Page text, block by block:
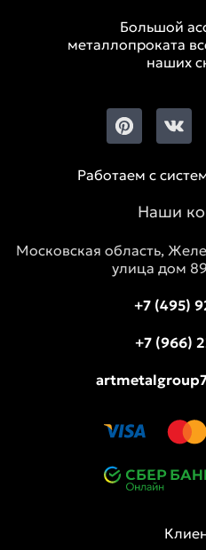
Большой
металлопроката
наших
Работаем с
Наши
Московская область,
улица дом
+7 (495)
+7 (966)